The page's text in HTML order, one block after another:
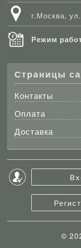
г.Москва,
Режим
Страницы
Контакты
Оплата
Доставка
©